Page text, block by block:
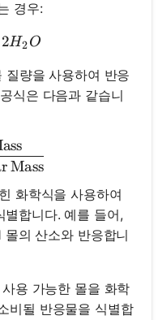
경우:
+ O_2 \rightarrow
2H2O
질량을 사용하여 반응
식은 다음과 같습니
=
Mass
화학식을 사용하여
별합니다. 예를 들어,
의 산소와 반응합니
용 가능한 몰을 화학
비될 반응물을 식별합